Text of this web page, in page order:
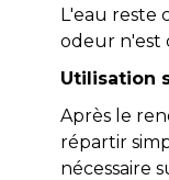
L'eau reste
odeur n'est
Utilisation
Après le
répartir
nécessaire